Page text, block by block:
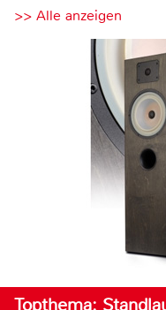
>> Alle anzeigen
Topthema: